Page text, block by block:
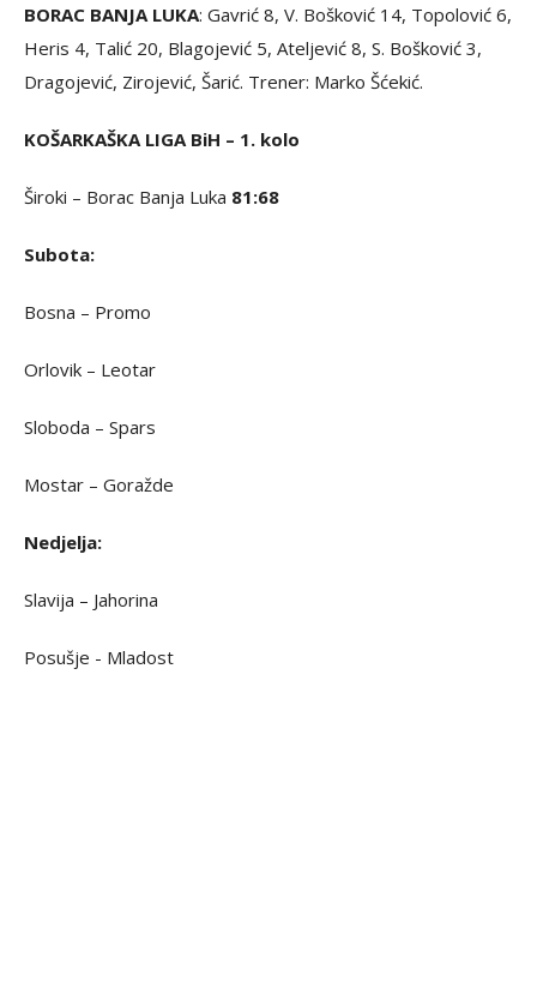
BORAC BANJA LUKA: Gavrić 8, V. Bošković 14, Topolović 6,
Heris 4, Talić 20, Blagojević 5, Ateljević 8, S. Bošković 3,
Dragojević, Zirojević, Šarić. Trener: Marko Šćekić.
KOŠARKAŠKA LIGA BiH – 1. kolo
Široki – Borac Banja Luka 81:68
Subota:
Bosna – Promo
Orlovik – Leotar
Sloboda – Spars
Mostar – Goražde
Nedjelja:
Slavija – Jahorina
Posušje - Mladost